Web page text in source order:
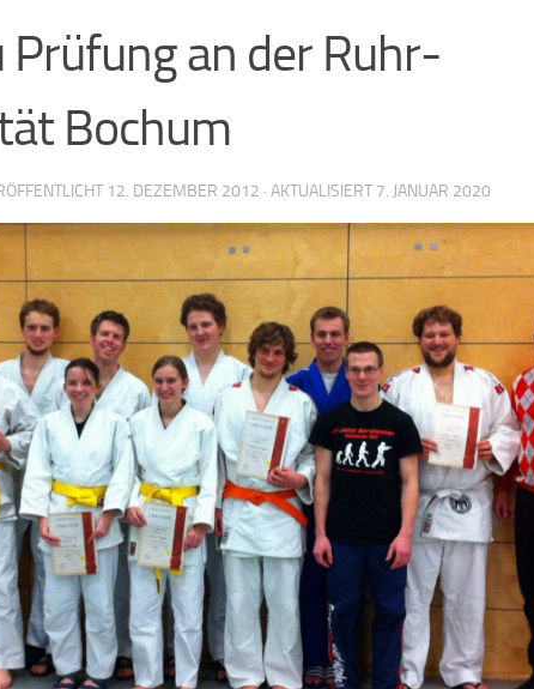
Prüfung an der Ruhr-
Bochum
12. DEZEMBER 2012 · AKTUALISIERT 7. JANUAR 2020